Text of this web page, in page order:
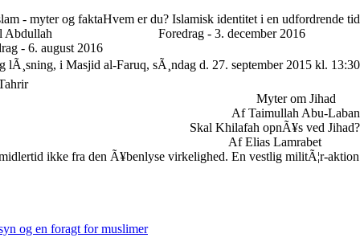
Hvem er du? Islamisk identitet i en udfordrende tid
Foredrag - 3. december 2016
- myter og fakta
Abdullah
- 6. august 2016
lÃ¸sning, i Masjid al-Faruq, sÃ¸ndag d. 27. september 2015 kl. 13:30
Myter om Jihad
Af Taimullah Abu-Laban
Skal Khilafah opnÃ¥s ved Jihad?
Af Elias Lamrabet
ikke fra den Ã¥benlyse virkelighed. En vestlig militÃ¦r-aktion
og en foragt for muslimer